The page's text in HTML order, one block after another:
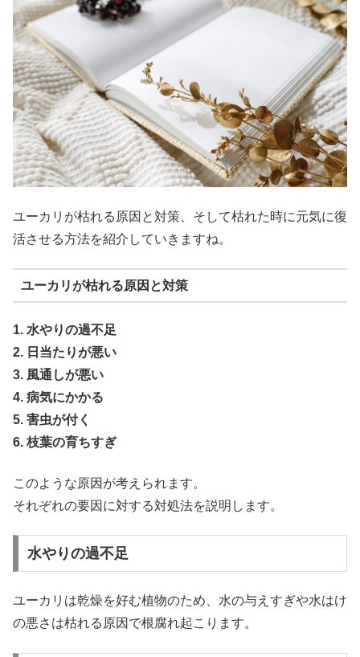
ユーカリが枯れる原因と対策、そして枯れた時に元気に復
活させる方法を紹介していきますね。
ユーカリが枯れる原因と対策
1. 水やりの過不足
2. 日当たりが悪い
3. 風通しが悪い
4. 病気にかかる
5. 害虫が付く
6. 枝葉の育ちすぎ
このような原因が考えられます。
それぞれの要因に対する対処法を説明します。
水やりの過不足
ユーカリは乾燥を好む植物のため、水の与えすぎや水はけ
の悪さは枯れる原因で根腐れ起こります。